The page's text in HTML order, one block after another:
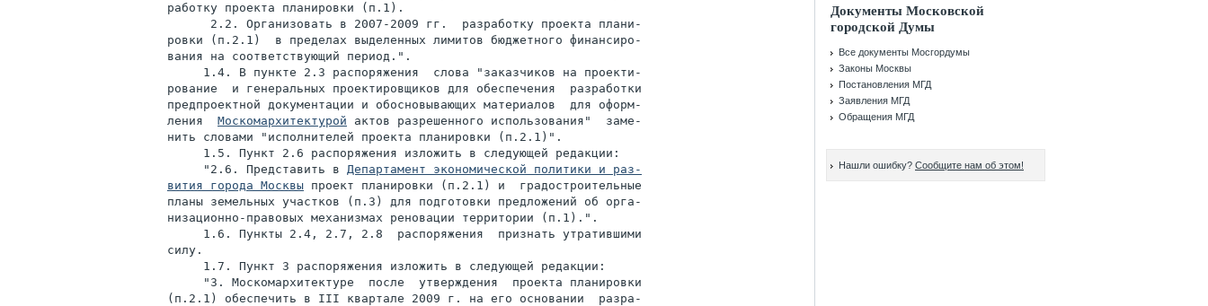
работку проекта планировки (п.1).
      2.2. Организовать в 2007-2009 гг.  разработку проекта плани-
ровки (п.2.1)  в пределах выделенных лимитов бюджетного финансиро-
вания на соответствующий период.".
     1.4. В пункте 2.3 распоряжения  слова "заказчиков на проекти-
рование  и генеральных проектировщиков для обеспечения  разработки
предпроектной документации и обосновывающих материалов  для оформ-
ления Москомархитектурой актов разрешенного использования"  заме-
нить словами "исполнителей проекта планировки (п.2.1)".
     1.5. Пункт 2.6 распоряжения изложить в следующей редакции:
     "2.6. Представить в
Департамент экономической политики и раз-
вития города Москвы проект планировки (п.2.1) и  градостроительные
планы земельных участков (п.3) для подготовки предложений об орга-
низационно-правовых механизмах реновации территории (п.1).".
     1.6. Пункты 2.4, 2.7, 2.8  распоряжения  признать утратившими
силу.
     1.7. Пункт 3 распоряжения изложить в следующей редакции:
     "3. Москомархитектуре  после  утверждения  проекта планировки
(п.2.1) обеспечить в III квартале 2009 г. на его основании  разра-
Документы Московской
городской Думы
Все документы Мосгордумы
Законы Москвы
Постановления МГД
Заявления МГД
Обращения МГД
Нашли ошибку? Сообщите нам об этом!